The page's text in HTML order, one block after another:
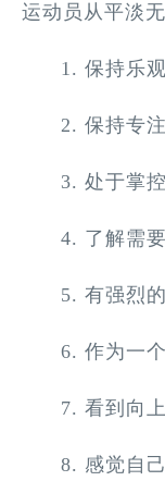
运动员从平淡
1. 保持乐
2. 保持专注
3. 处于掌
4. 了解需
5. 有强烈
6. 作为一
7. 看到向
8. 感觉自